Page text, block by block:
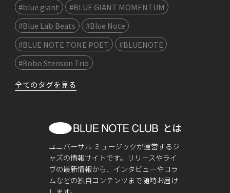
#blue giant
#BLUE GIANT MOMENTUM
#Blue Lab Beats
#Blue Note
#BLUE NOTE TONE POET
#BLUENOTE
#Bobo Stenson Trio
全てのタグを見る
ユニバーサル ミュージックが運営するジ
ャズの情報サイトです。リリースやライ
ヴの最新情報から、インタビューやコラ
ムなどの独自コンテンツまで随時お届け